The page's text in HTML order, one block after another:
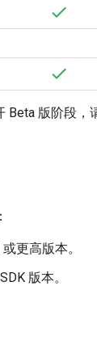
版阶段，
更高版本。
版本。